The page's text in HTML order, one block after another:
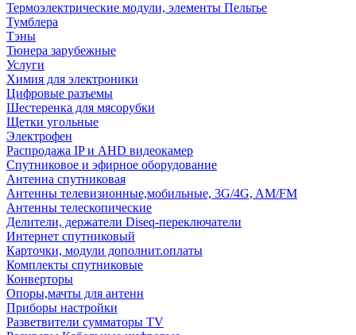
Термоэлектрические модули, элементы Пельтье
Тумблера
Тэны
Тюнера зарубежные
Услуги
Химия для электроники
Цифровые разъемы
Шестеренка для мясорубки
Щетки угольные
Электрофен
Распродажа IP и AHD видеокамер
Спутниковое и эфирное оборудование
Антенна спутниковая
Антенны телевизионные,мобильные, 3G/4G, AM/FM
Антенны телескопические
Делители, держатели Diseq-переключатели
Интернет спутниковый
Карточки, модули дополнит.оплаты
Комплекты спутниковые
Конверторы
Опоры,мачты для антенн
Приборы настройки
Разветвители сумматоры TV